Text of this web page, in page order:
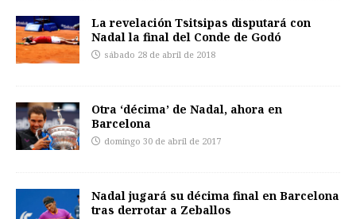
La revelación Tsitsipas disputará con
Nadal la final del Conde de Godó
sábado 28 de abril de 2018
Otra ‘décima’ de Nadal, ahora en
Barcelona
domingo 30 de abril de 2017
Nadal jugará su décima final en Barcelona
tras derrotar a Zeballos